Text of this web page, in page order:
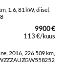
9900 €
113 €/kuus